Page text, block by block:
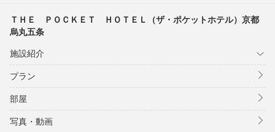
ＴＨＥ ＰＯＣＫＥＴ ＨＯＴＥＬ（ザ・ポケットホテル）京都
烏丸五条
施設紹介
プラン
部屋
写真・動画